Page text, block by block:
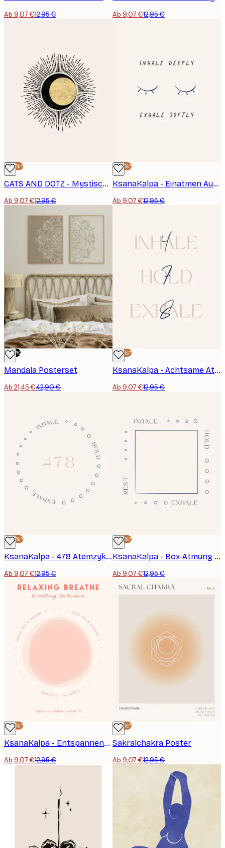
Ab 9,07 €12,95 € Ab 9,07 €12,95 €
-30%*
CATS AND DOTZ - Mystischer Mond Sonnenstrahlen Poster
Ab 9,07 €12,95 €
-30%*
KsanaKalpa - Einatmen Ausatmen Augen Poster
Ab 9,07 €12,95 €
-50%
Mandala Posterset
Ab 21,45 €42,90 €
-30%*
KsanaKalpa - Achtsame Atmung Anleitung Poster
Ab 9,07 €12,95 €
-30%*
KsanaKalpa - 478 Atemzyklus Poster
Ab 9,07 €12,95 €
-30%*
KsanaKalpa - Box-Atmung Meditation Poster
Ab 9,07 €12,95 €
-30%*
KsanaKalpa - Entspannende Atemtechnik Anleitung Poster
Ab 9,07 €12,95 €
-30%*
Sakralchakra Poster
Ab 9,07 €12,95 €